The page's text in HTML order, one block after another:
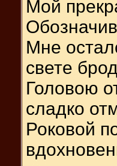
Мой
Мне
свете
Головою
сладко
Роковой